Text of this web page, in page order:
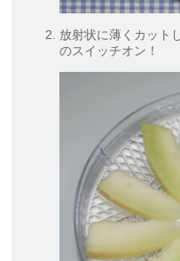
放射状に薄くカット
のスイッチオン！